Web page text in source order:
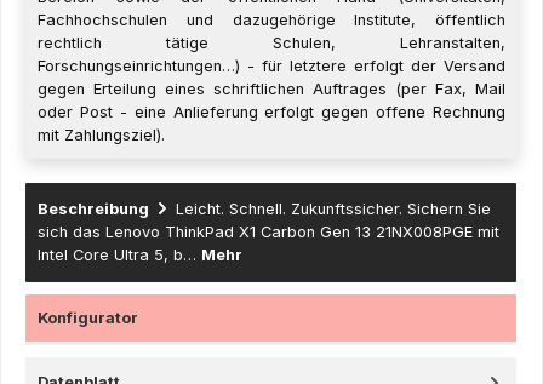
Fachhochschulen und dazugehörige Institute, öffentlich
rechtlich tätige Schulen, Lehranstalten,
Forschungseinrichtungen…) - für letztere erfolgt der Versand
gegen Erteilung eines schriftlichen Auftrages (per Fax, Mail
oder Post - eine Anlieferung erfolgt gegen offene Rechnung
mit Zahlungsziel).
Beschreibung
Leicht. Schnell. Zukunftssicher. Sichern Sie
sich das Lenovo ThinkPad X1 Carbon Gen 13 21NX008PGE mit
Intel Core Ultra 5, b… Mehr
Konfigurator